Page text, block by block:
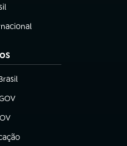
nova aba)
aba)
aba)
aba)
nova aba)
aba)